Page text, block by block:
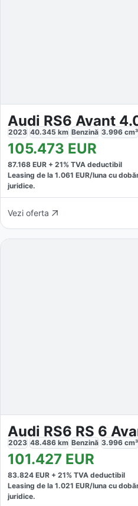
Audi RS6 Avant
2023 40.345 km Benzină 3.996 cm³
105.473 EUR
87.168 EUR + 21% TVA deductibil
Leasing de la 1.061 EUR/luna cu
juridice.
Vezi oferta
Audi RS6 RS 6
2023 48.486 km Benzină 3.996 cm³
101.427 EUR
83.824 EUR + 21% TVA deductibil
Leasing de la 1.021 EUR/luna cu
juridice.